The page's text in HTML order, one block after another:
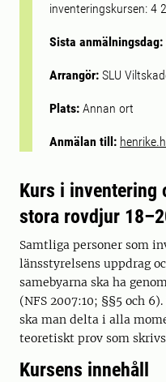
inventeringskursen: 4
Sista anmälningsdag:
Arrangör: SLU
Plats: Annan ort
Anmälan till:
Kurs i inventering
stora rovdjur
Samtliga personer som
länsstyrelsens uppdrag
samebyarna ska ha
(NFS 2007:10; §§5 och
ska man delta i alla
teoretiskt prov som
Kursens innehåll